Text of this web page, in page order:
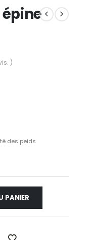
)
des peids
PANIER